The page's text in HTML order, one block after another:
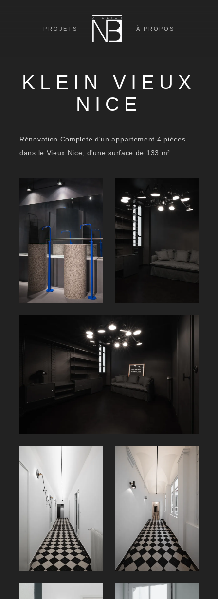
PROJETS À PROPOS
KLEIN VIEUX
NICE
Rénovation Complete d'un appartement 4 pièces
dans le Vieux Nice, d'une surface de 133 m².